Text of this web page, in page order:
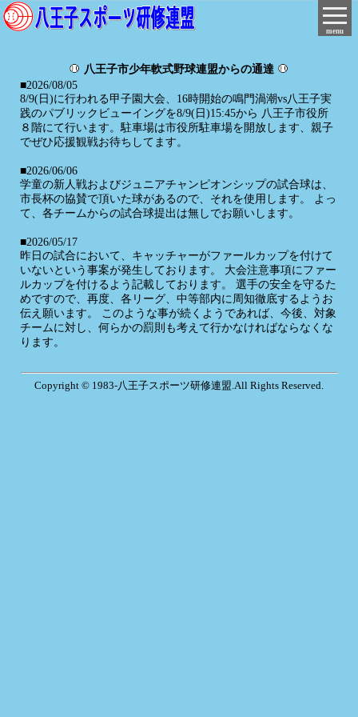
menu
八王子市少年軟式野球連盟からの通達
■2026/08/05
8/9(日)に行われる甲子園大会、16時開始の鳴門渦潮vs八王子実
践のパブリックビューイングを8/9(日)15:45から 八王子市役所
８階にて行います。駐車場は市役所駐車場を開放します、親子
でぜひ応援観戦お待ちしてます。
■2026/06/06
学童の新人戦およびジュニアチャンピオンシップの試合球は、
市長杯の協賛で頂いた球があるので、それを使用します。 よっ
て、各チームからの試合球提出は無しでお願いします。
■2026/05/17
昨日の試合において、キャッチャーがファールカップを付けて
いないという事案が発生しております。 大会注意事項にファー
ルカップを付けるよう記載しております。 選手の安全を守るた
めですので、再度、各リーグ、中等部内に周知徹底するようお
伝え願います。 このような事が続くようであれば、今後、対象
チームに対し、何らかの罰則も考えて行かなければならなくな
ります。
Copyright © 1983-八王子スポーツ研修連盟.All Rights Reserved.